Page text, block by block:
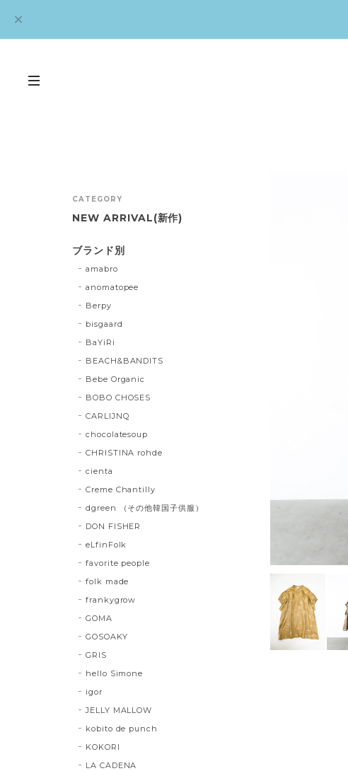
CATEGORY
NEW ARRIVAL(新作)
ブランド別
amabro
anomatopee
Berpy
bisgaard
BaYiRi
BEACH&BANDITS
Bebe Organic
BOBO CHOSES
CARLIJNQ
chocolatesoup
CHRISTINA rohde
cienta
Creme Chantilly
dgreen （その他韓国子供服）
DON FISHER
eLfinFolk
favorite people
folk made
frankygrow
GOMA
GOSOAKY
GRIS
hello Simone
igor
JELLY MALLOW
kobito de punch
KOKORI
LA CADENA